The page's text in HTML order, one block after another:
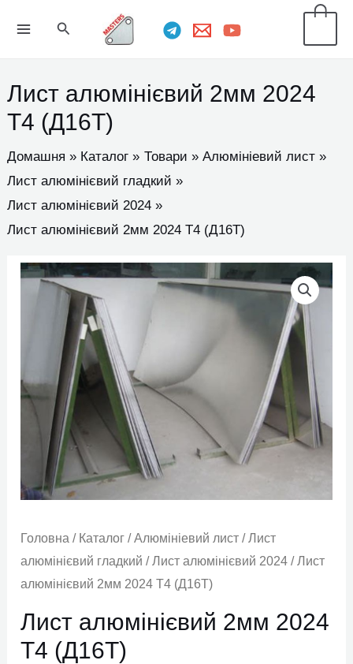
Пошук
Лист алюмінієвий 2мм 2024
Т4 (Д16Т)
Домашня Каталог Товари
Алюмініевий лист
Лист алюмінієвий гладкий
Лист алюмінієвий 2024
Лист алюмінієвий 2мм 2024 Т4 (Д16Т)
Головна / Каталог /Алюмініевий лист /Лист
алюмінієвий гладкий /Лист алюмінієвий 2024 / Лист
алюмінієвий 2мм 2024 Т4 (Д16Т)
Лист алюмінієвий 2мм 2024
Т4 (Д16Т)
Лист
алюмінієвий
(Д16Т)
кількість